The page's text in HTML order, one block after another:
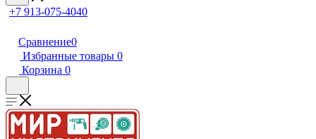
+7 913-075-4040
Сравнение0
Избранные товары 0
Корзина 0